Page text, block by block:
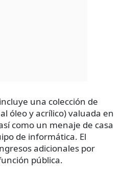
una colección de
óleo y acrílico) valuada en
como un menaje de casa
de informática. El
adicionales por
pública.